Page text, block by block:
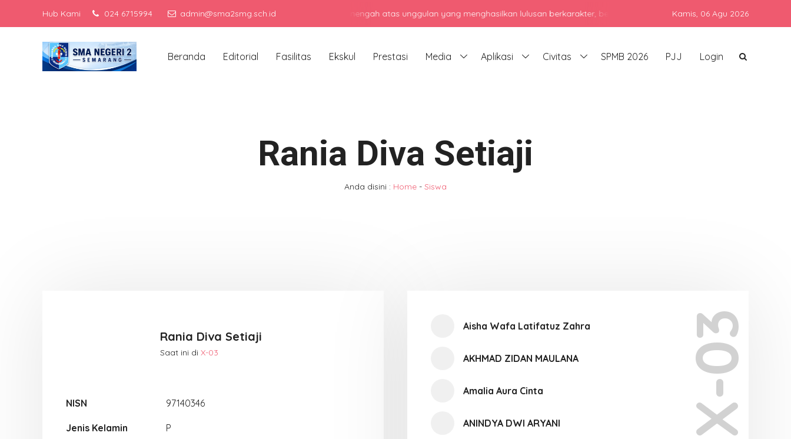
Hub Kami 024 6715994 admin@sma2smg.sch.idMenjadi sekolah menengah atas unggulan yang menghasilkan lulusan berkarakter, berprestasi, dan siap bersaing di era global dengan
Kamis, 06 Agu 2026
Beranda Editorial Fasilitas Ekskul Prestasi Media Aplikasi Civitas SPMB 2026 PJJ Login
Rania Diva Setiaji
Anda disini : Home - Siswa
Rania Diva Setiaji
Saat ini di X-03
NISN 97140346
Jenis Kelamin P X-03
Aisha Wafa Latifatuz Zahra
AKHMAD ZIDAN MAULANA
Amalia Aura Cinta
ANINDYA DWI ARYANI